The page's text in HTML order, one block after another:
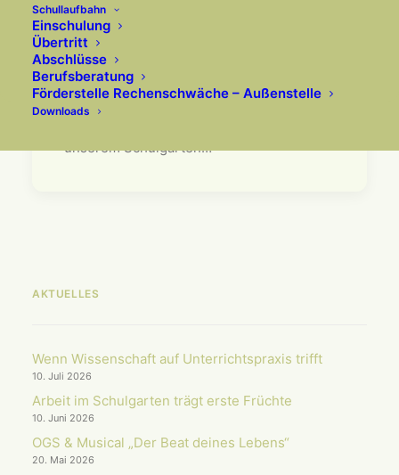
Schullaufbahn
Einschulung
Übertritt
Abschlüsse
Berufsberatung
Förderstelle Rechenschwäche – Außenstelle
Downloads
Arbeit im Schulgarten
trägt erste Früchte
Fünftklässler ernten Erdbeeren aus dem
unserem Schulgarten…
AKTUELLES
Wenn Wissenschaft auf Unterrichts­praxis trifft
10. Juli 2026
Arbeit im Schulgarten trägt erste Früchte
10. Juni 2026
OGS & Musical „Der Beat deines Lebens“
20. Mai 2026